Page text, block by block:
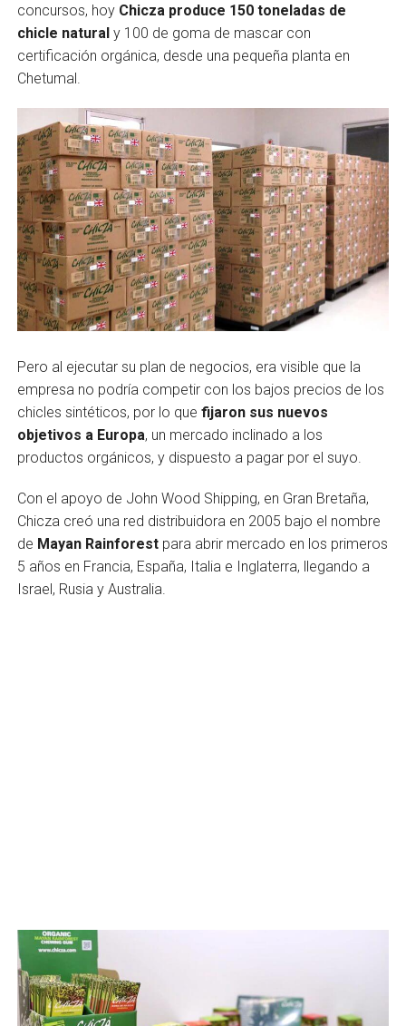
concursos, hoy Chicza produce 150 toneladas de
chicle naturaly 100 de goma de mascar con
certificación orgánica, desde una pequeña planta en
Chetumal.
Pero al ejecutar su plan de negocios, era visible que la
empresa no podría competir con los bajos precios de los
chicles sintéticos, por lo que fijaron sus nuevos
objetivos a Europa, un mercado inclinado a los
productos orgánicos, y dispuesto a pagar por el suyo.
Con el apoyo de John Wood Shipping, en Gran Bretaña,
Chicza creó una red distribuidora en 2005 bajo el nombre
de Mayan Rainforestpara abrir mercado en los primeros
5 años en Francia, España, Italia e Inglaterra, llegando a
Israel, Rusia y Australia.